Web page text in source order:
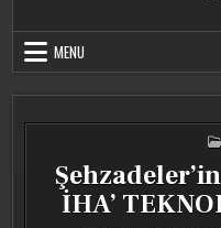
MENU
İHA’